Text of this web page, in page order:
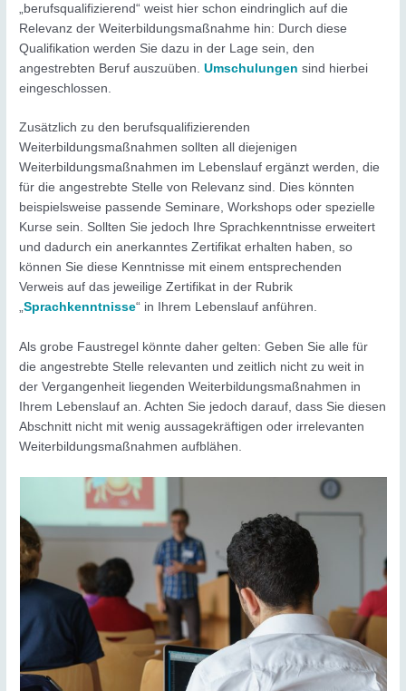
„berufsqualifizierend“ weist hier schon eindringlich auf die
Relevanz der Weiterbildungsmaßnahme hin: Durch diese
Qualifikation werden Sie dazu in der Lage sein, den
angestrebten Beruf auszuüben.Umschulungen sind hierbei
eingeschlossen.
Zusätzlich zu den berufsqualifizierenden
Weiterbildungsmaßnahmen sollten all diejenigen
Weiterbildungsmaßnahmen im Lebenslauf ergänzt werden, die
für die angestrebte Stelle von Relevanz sind. Dies könnten
beispielsweise passende Seminare, Workshops oder spezielle
Kurse sein. Sollten Sie jedoch Ihre Sprachkenntnisse erweitert
und dadurch ein anerkanntes Zertifikat erhalten haben, so
können Sie diese Kenntnisse mit einem entsprechenden
Verweis auf das jeweilige Zertifikat in der Rubrik
„Sprachkenntnisse“ in Ihrem Lebenslauf anführen.
Als grobe Faustregel könnte daher gelten: Geben Sie alle für
die angestrebte Stelle relevanten und zeitlich nicht zu weit in
der Vergangenheit liegenden Weiterbildungsmaßnahmen in
Ihrem Lebenslauf an. Achten Sie jedoch darauf, dass Sie diesen
Abschnitt nicht mit wenig aussagekräftigen oder irrelevanten
Weiterbildungsmaßnahmen aufblähen.